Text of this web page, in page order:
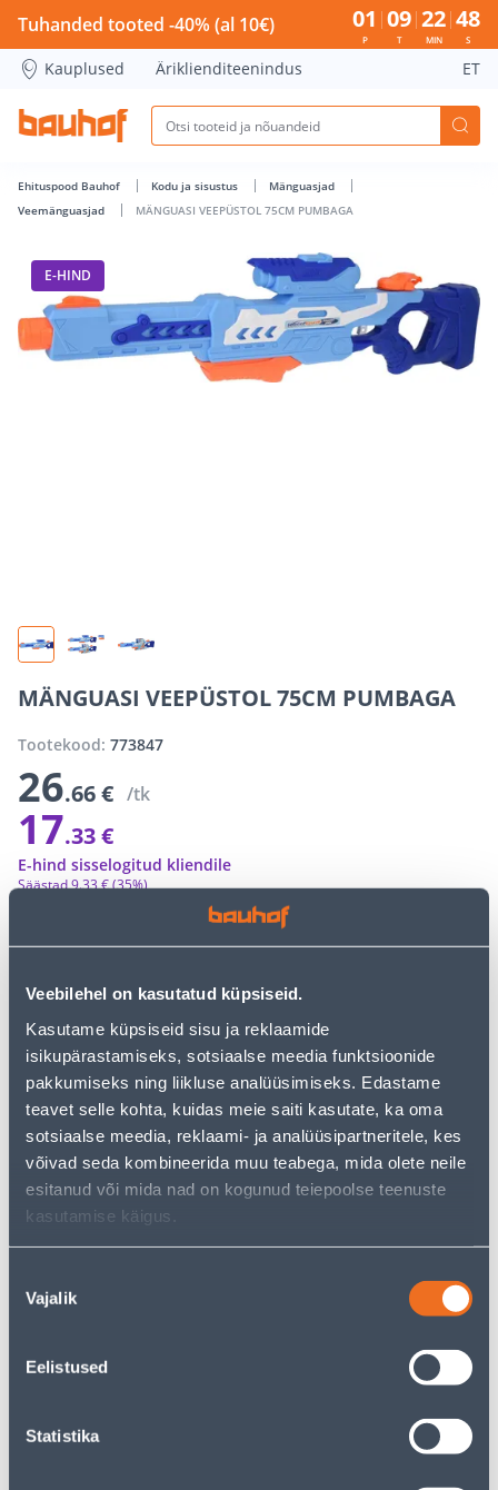
Veebilehel on kasutatud küpsiseid.
Kasutame küpsiseid sisu ja reklaamide
isikupärastamiseks, sotsiaalse meedia funktsioonide
pakkumiseks ning liikluse analüüsimiseks. Edastame
teavet selle kohta, kuidas meie saiti kasutate, ka oma
sotsiaalse meedia, reklaami- ja analüüsipartneritele, kes
võivad seda kombineerida muu teabega, mida olete neile
esitanud või mida nad on kogunud teiepoolse teenuste
kasutamise käigus.
valik
Vajalik
Eelistused
Statistika
MÄNGUASI VEEPÜSTOL 75CM PUMBAGA - Bauhof has
Tuhanded tooted -40% (al 10€) 01
P
09
T
22
MIN
48
S
Kauplused Äriklienditeenindus ET
Ehituspood Bauhof Kodu ja sisustus
Mänguasjad
Veemänguasjad
MÄNGUASI VEEPÜSTOL 75CM PUMBAGA
E-HIND
MÄNGUASI VEEPÜSTOL 75CM PUMBAGA
Tootekood: 773847
26.66 € /tk
17.33 €
E-poe erihinnad võivad erineda tavakaupluse hindadest
Säästad9.33 €(35%)
E-hind sisselogitud kliendile
Vaata saadavust
• Mänguasi veepüstol pumbaga 75 cm.
• Maht 1200 ml.
• 14-päevane tagastusõigus